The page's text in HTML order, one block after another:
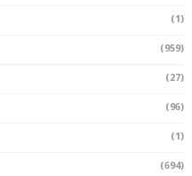
(1)
(959)
(27)
(96)
(1)
(694)